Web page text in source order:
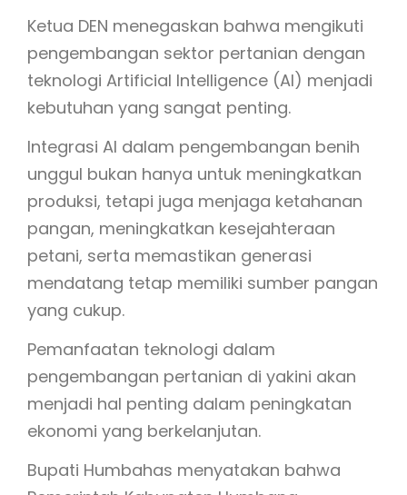
Ketua DEN menegaskan bahwa mengikuti
pengembangan sektor pertanian dengan
teknologi Artificial Intelligence (AI) menjadi
kebutuhan yang sangat penting.
Integrasi AI dalam pengembangan benih
unggul bukan hanya untuk meningkatkan
produksi, tetapi juga menjaga ketahanan
pangan, meningkatkan kesejahteraan
petani, serta memastikan generasi
mendatang tetap memiliki sumber pangan
yang cukup.
Pemanfaatan teknologi dalam
pengembangan pertanian di yakini akan
menjadi hal penting dalam peningkatan
ekonomi yang berkelanjutan.
Bupati Humbahas menyatakan bahwa